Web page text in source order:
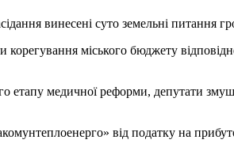
винесені суто земельні питання
міського бюджету
медичної реформи, депутати
від податку на